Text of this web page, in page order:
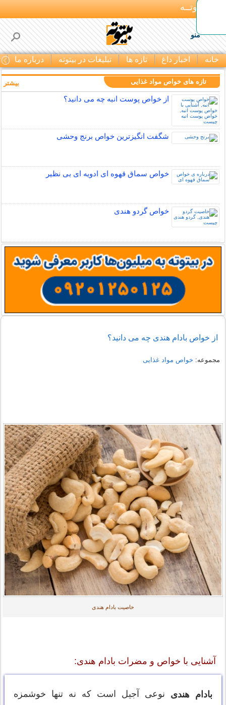
بـیتوتــه
منو
خانه اخبار داغ تازه ها تبلیغات در بیتوته درباره ما
تازه های خواص مواد غذایی
از خواص پوست انبه چه می دانید؟
شگفت انگیزترین خواص برنج وحشی
خواص سماق قهوه ای ادویه ای بی نظیر
خواص گردو هندی
بیشتر
از خواص بادام هندی چه می دانید؟
مجموعه: خواص مواد غذایی
خاصیت بادام هندی
آشنایی با خواص و مضرات بادام هندی:
بادام هندی نوعی آجیل است که نه تنها خوشمزه